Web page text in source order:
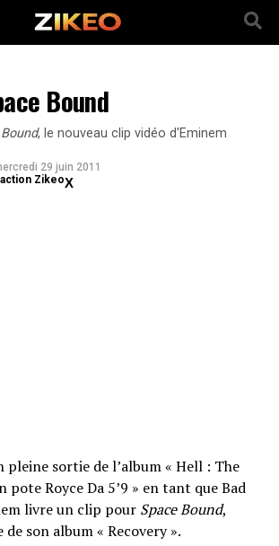
Bound
, le nouveau clip vidéo d'Eminem
29 juin 2011
Zikeo
pleine sortie de l’album « Hell : The
pote Royce Da 5’9 » en tant que Bad
livre un clip pour Space Bound,
son album « Recovery ».